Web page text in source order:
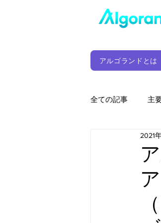
アルゴランドとは
全ての記事 主
ウォレット
サプライチェー
2021